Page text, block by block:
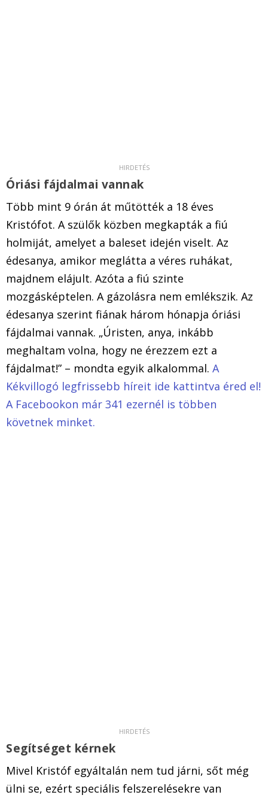
Óriási fájdalmai vannak
Több mint 9 órán át műtötték a 18 éves
Kristófot. A szülők közben megkapták a fiú
holmiját, amelyet a baleset idején viselt. Az
édesanya, amikor meglátta a véres ruhákat,
majdnem elájult. Azóta a fiú szinte
mozgásképtelen. A gázolásra nem emlékszik. Az
édesanya szerint fiának három hónapja óriási
fájdalmai vannak. „Úristen, anya, inkább
meghaltam volna, hogy ne érezzem ezt a
fájdalmat!” – mondta egyik alkalommal. A
Kékvillogó legfrissebb híreit ide kattintva éred el!
A Facebookon már 341 ezernél is többen
követnek minket.
Segítséget kérnek
Mivel Kristóf egyáltalán nem tud járni, sőt még
ülni se, ezért speciális felszerelésekre van